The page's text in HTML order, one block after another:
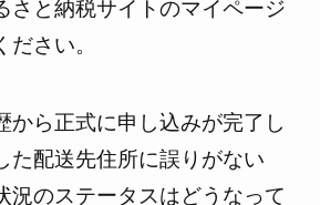
さと納税サイトのマイページ
さい。
から正式に申し込みが完了し
た配送先住所に誤りがない
況のステータスはどうなって